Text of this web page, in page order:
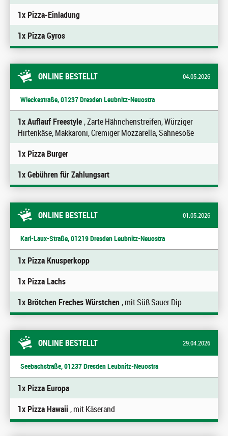
1x Pizza-Einladung
1x Pizza Gyros
ONLINE BESTELLT 04.05.2026
Wieckestraße, 01237 Dresden Leubnitz-Neuostra
1x Auflauf Freestyle, Zarte Hähnchenstreifen, Würziger
Hirtenkäse, Makkaroni, Cremiger Mozzarella, Sahnesoße
1x Pizza Burger
1x Gebühren für Zahlungsart
ONLINE BESTELLT 01.05.2026
Karl-Laux-Straße, 01219 Dresden Leubnitz-Neuostra
1x Pizza Knusperkopp
1x Pizza Lachs
1x Brötchen Freches Würstchen, mit Süß Sauer Dip
ONLINE BESTELLT 29.04.2026
Seebachstraße, 01237 Dresden Leubnitz-Neuostra
1x Pizza Europa
1x Pizza Hawaii , mit Käserand